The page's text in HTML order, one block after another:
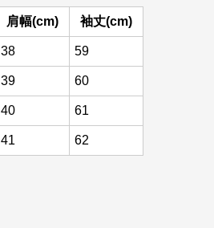
肩幅(cm) 袖丈(cm)
38 59
39 60
40 61
41 62